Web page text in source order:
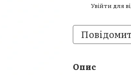
Увійти для
Опис